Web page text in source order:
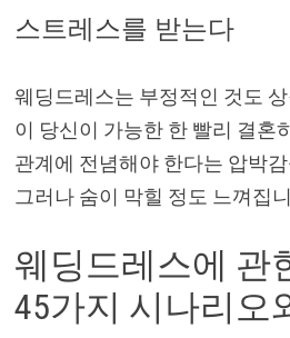
스트레스를 받는다
웨딩드레스는 부정적인 것도
이 당신이 가능한 한 빨리 결혼
관계에 전념해야 한다는 압박
그러나 숨이 막힐 정도 느껴집
웨딩드레스에 관
45가지 시나리오